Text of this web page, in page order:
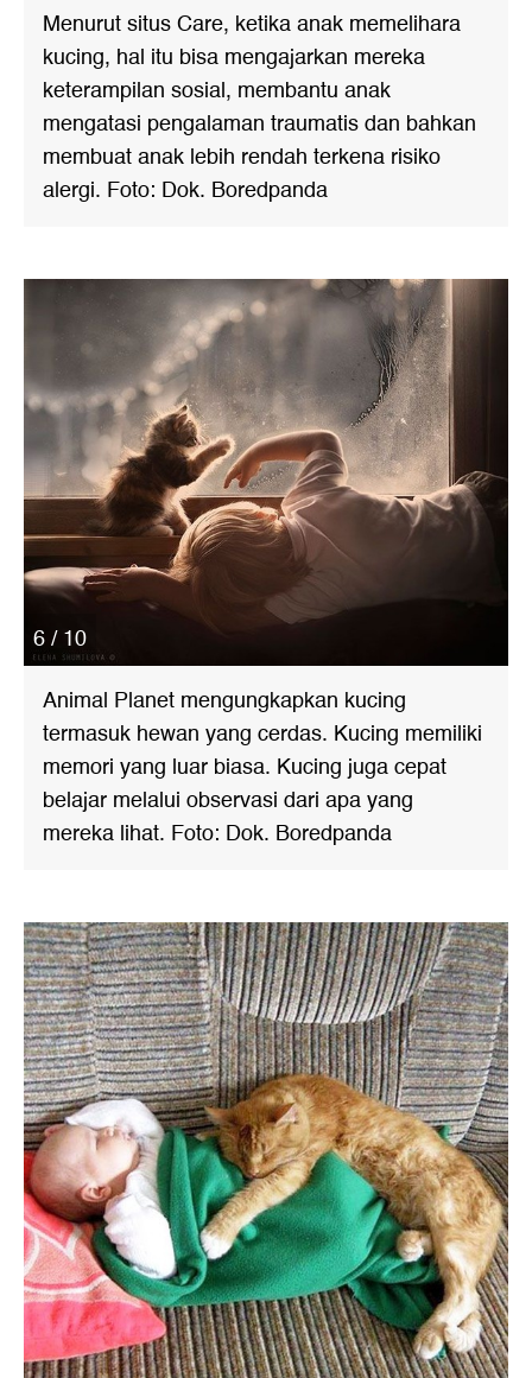
Menurut situs Care, ketika anak memelihara
kucing, hal itu bisa mengajarkan mereka
keterampilan sosial, membantu anak
mengatasi pengalaman traumatis dan bahkan
membuat anak lebih rendah terkena risiko
alergi. Foto: Dok. Boredpanda
6 / 10
Animal Planet mengungkapkan kucing
termasuk hewan yang cerdas. Kucing memiliki
memori yang luar biasa. Kucing juga cepat
belajar melalui observasi dari apa yang
mereka lihat. Foto: Dok. Boredpanda